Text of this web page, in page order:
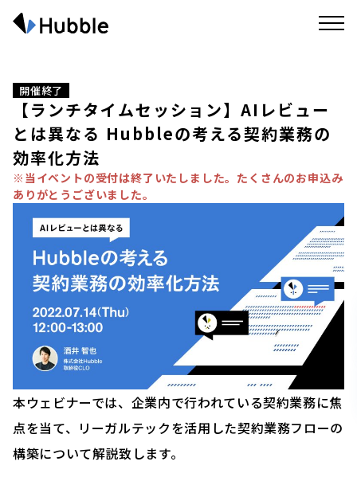
開催終了
【ランチタイムセッション】AIレビュー
とは異なる Hubbleの考える契約業務の
効率化方法
※当イベントの受付は終了いたしました。たくさんのお申込み
ありがとうございました。
本ウェビナーでは、企業内で行われている契約業務に焦
点を当て、リーガルテックを活用した契約業務フローの
構築について解説致します。